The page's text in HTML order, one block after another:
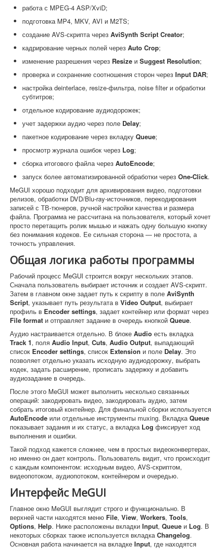
работа с MPEG-4 ASP/XviD;
подготовка MP4, MKV, AVI и M2TS;
создание AVS-скрипта через AviSynth Script Creator;
кадрирование черных полей через Auto Crop;
изменение разрешения через Resize и Suggest Resolution;
проверка и сохранение соотношения сторон через Input DAR;
настройка deinterlace, resize-фильтра, noise filter и обработки
субтитров;
отдельное кодирование аудиодорожек;
учет задержки аудио через поле Delay;
пакетное кодирование через вкладку Queue;
просмотр журнала ошибок через Log;
сборка итогового файла через AutoEncode;
запуск более автоматизированной обработки через One-Click.
MeGUI хорошо подходит для архивирования видео, подготовки
релизов, обработки DVD/Blu-ray-источников, перекодирования
записей с ТВ-тюнеров, ручной настройки качества и размера
файла. Программа не рассчитана на пользователя, который хочет
просто перетащить ролик мышью и нажать одну большую кнопку
без понимания кодеков. Ее сильная сторона — не простота, а
точность управления.
Общая логика работы программы
Рабочий процесс MeGUI строится вокруг нескольких этапов.
Сначала пользователь выбирает источник и создает AVS-скрипт.
Затем в главном окне задает путь к скрипту в поле AviSynth
Script, указывает путь результата в Video Output, выбирает
профиль в Encoder settings, задает контейнер или формат через
File format и отправляет задание в очередь кнопкой Queue.
Аудио настраивается отдельно. В блоке Audio есть вкладка
Track 1, поля Audio Input, Cuts, Audio Output, выпадающий
список Encoder settings, список Extension и поле Delay. Это
позволяет отдельно указать исходную аудиодорожку, выбрать
кодек, задать расширение, прописать задержку и добавить
аудиозадание в очередь.
После этого MeGUI может выполнить несколько связанных
операций: закодировать видео, закодировать аудио, затем
собрать итоговый контейнер. Для финальной сборки используется
AutoEncode или отдельные инструменты muxing. ВкладкаQueue
показывает задания и их статус, а вкладка Log фиксирует ход
выполнения и ошибки.
Такой подход кажется сложнее, чем в простых видеоконвертерах,
но именно он дает контроль. Пользователь видит, что происходит
с каждым компонентом: исходным видео, AVS-скриптом,
видеопотоком, аудиопотоком, контейнером и очередью.
Интерфейс MeGUI
Главное окно MeGUI выглядит строго и функционально. В
верхней части находятся меню File, View, Workers, Tools,
Options, Help. Ниже расположены вкладки Input, Queue и Log. В
некоторых сборках также используется вкладкаChangelog.
Основная работа начинается на вкладке Input, где находятся